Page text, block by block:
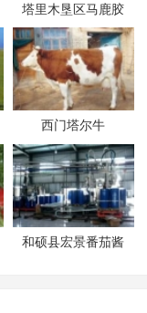
塔里木垦区马鹿胶
西门塔尔牛
和硕县宏景番茄酱